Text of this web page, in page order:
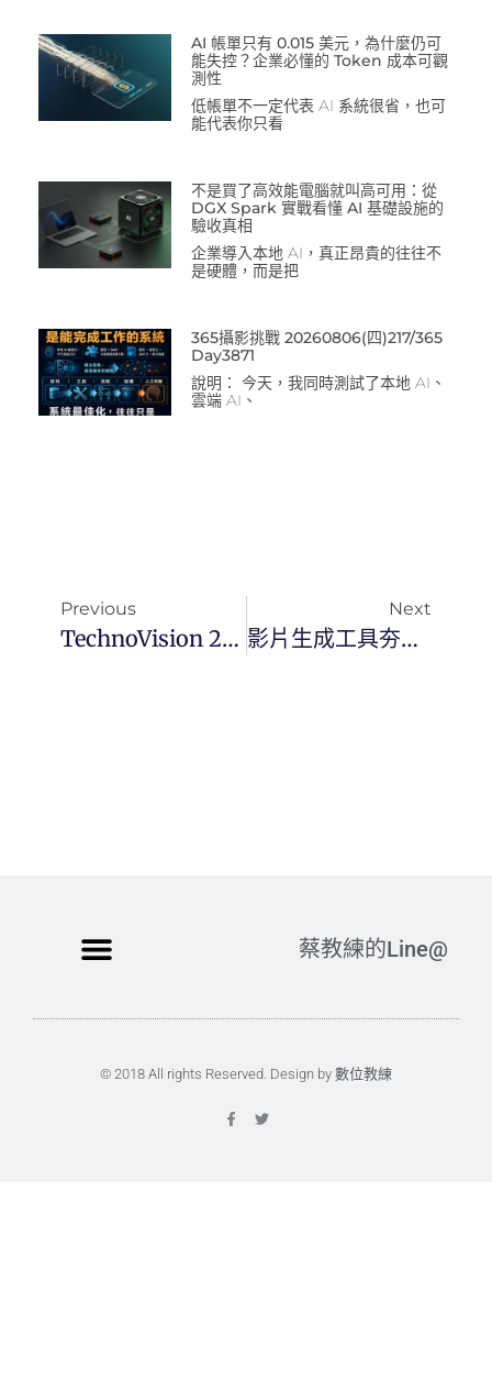
AI 帳單只有 0.015 美元，為什麼仍可
能失控？企業必懂的 Token 成本可觀
測性
低帳單不一定代表 AI 系統很省，也可
能代表你只看
不是買了高效能電腦就叫高可用：從
DGX Spark 實戰看懂 AI 基礎設施的
驗收真相
企業導入本地 AI，真正昂貴的往往不
是硬體，而是把
365攝影挑戰 20260806(四)217/365
Day3871
說明： 今天，我同時測試了本地 AI、
雲端 AI、
Previous
TechnoVision 2024：描繪數位化未來的願景
Next
影片生成工具夯、自訂聊天機器人——4 大 AI 趨勢預測
蔡教練的Line@
© 2018 All rights Reserved. Design by 數位教練